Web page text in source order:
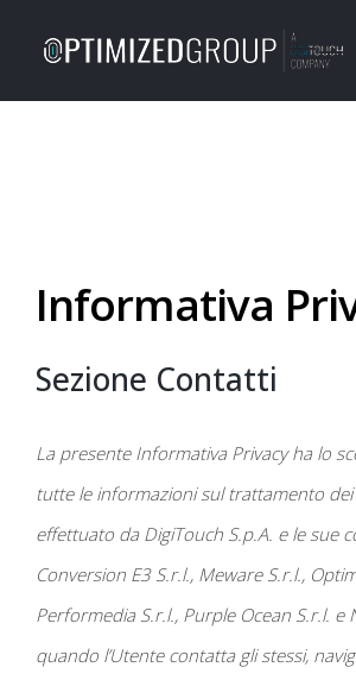
Informativa
Sezione Contatti
La presente Informativa Privacy ha lo
tutte le informazioni sul trattamento
effettuato da DigiTouch S.p.A. e le sue
Conversion E3 S.r.l., Meware S.r.l.,
Performedia S.r.l., Purple Ocean S.r.l. e
quando l’Utente contatta gli stessi,